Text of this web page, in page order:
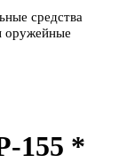
средства
155 *